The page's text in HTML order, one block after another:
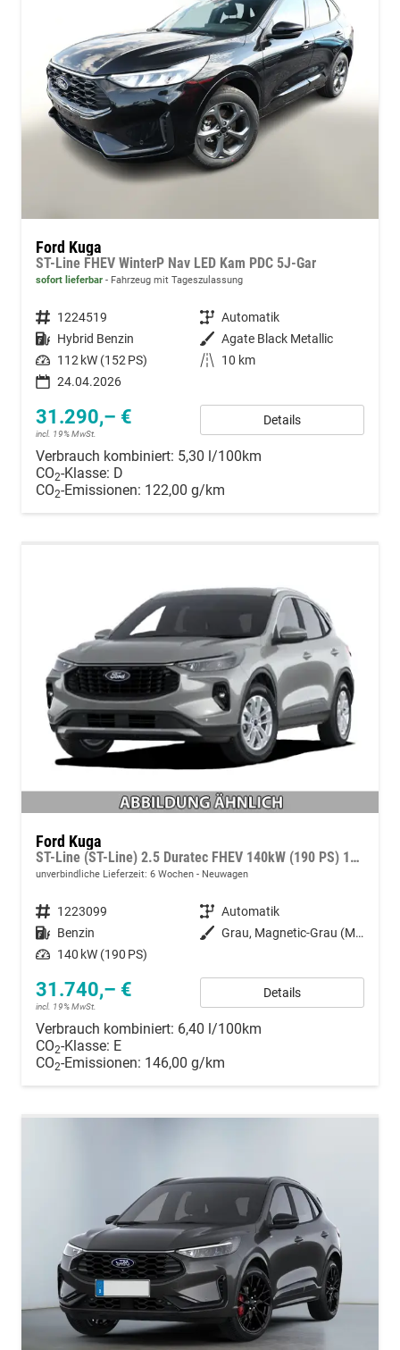
Ford Kuga
ST-Line FHEV WinterP Nav LED Kam PDC 5J-Gar
sofort lieferbar Fahrzeug mit Tageszulassung
Fahrzeugnummer 1224519 Getriebe Automatik
Kraftstoff Hybrid Benzin Außenfarbe Agate Black Metallic
Leistung 112 kW (152 PS) Kilometerstand
10 km
24.04.2026
31.290,– €
incl. 19% MwSt.
Details
Verbrauch kombiniert: 5,30 l/100km
CO2-Klasse: D
CO2-Emissionen: 122,00 g/km
Ford Kuga
ST-Line (ST-Line) 2.5 Duratec FHEV 140kW (190 PS) 1-Gang-DSG
unverbindliche Lieferzeit: 6 Wochen Neuwagen
Fahrzeugnummer 1223099 Getriebe Automatik
Kraftstoff Benzin Außenfarbe
Grau, Magnetic-Grau (Metallic) (PN4DQ0)
Leistung 140 kW (190 PS)
31.740,– €
incl. 19% MwSt.
Details
Verbrauch kombiniert: 6,40 l/100km
CO2-Klasse: E
CO2-Emissionen: 146,00 g/km